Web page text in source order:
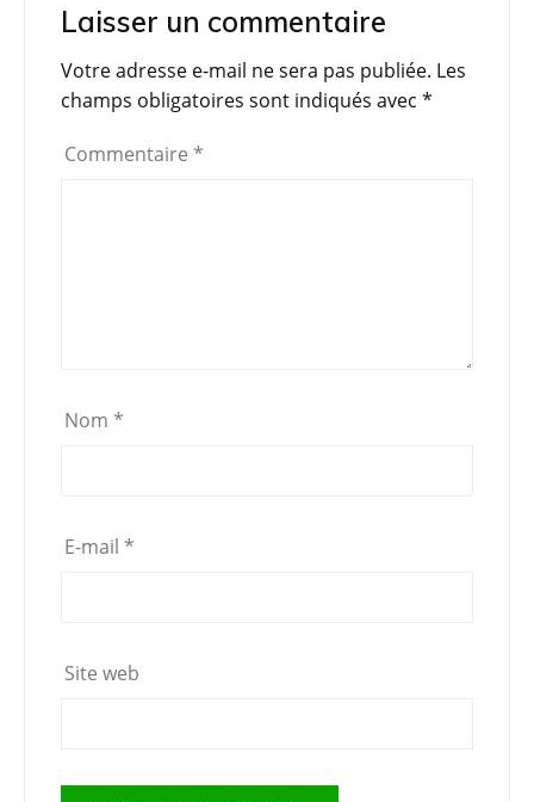
Laisser un commentaire
Votre adresse e-mail ne sera pas publiée. Les
champs obligatoires sont indiqués avec *
Commentaire *
Nom *
E-mail *
Site web